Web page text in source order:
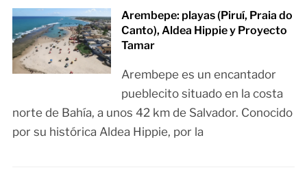
Arembepe: playas (Piruí, Praia do
Canto), Aldea Hippie y Proyecto
Tamar
Arembepe es un encantador
pueblecito situado en la costa
norte de Bahía, a unos 42 km de Salvador. Conocido
por su histórica Aldea Hippie, por la